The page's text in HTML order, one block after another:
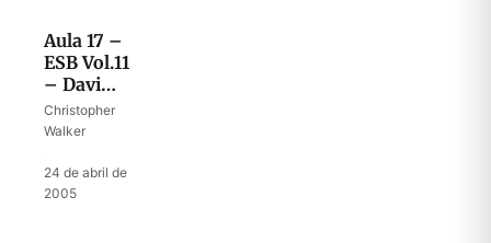
Aula 17 –
ESB Vol.11
– Davi
fugitivo
Christopher
Walker
24 de abril de
2005